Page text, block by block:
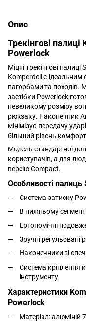
Опис
Трекінгові
Powerlock
Міцні трекінгові
Komperdell є ідеальним
пагорбами та походів.
застібки Powerlock
невеликому розміру
рюкзаку. Наконечник
мінімізує передачу
більший рівень
Модель стандартної
користувачів, а для
версію Compact.
Особливості
Система затиску
В нижньому
Ергономічні
Зручні регульовані
Наконечники зі
Система кріплення
інструменту
Характеристики
Powerlock
Матеріал: алюміній